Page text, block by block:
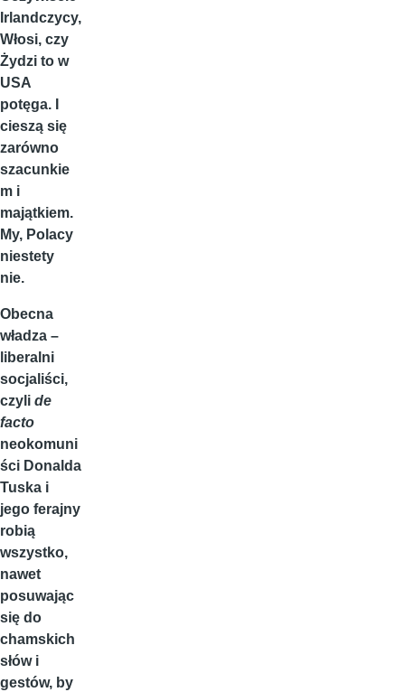
Irlandczycy,
Włosi, czy
Żydzi to w
USA
potęga. I
cieszą się
zarówno
szacunkie
m i
majątkiem.
My, Polacy
niestety
nie.
Obecna
władza –
liberalni
socjaliści,
czyli de
facto
neokomuni
ści Donalda
Tuska i
jego ferajny
robią
wszystko,
nawet
posuwając
się do
chamskich
słów i
gestów, by